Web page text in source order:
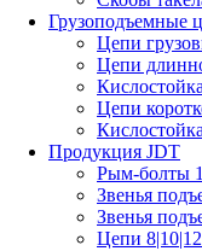
Грузоподъемные
Цепи
Цепи
Цепи
Продукция JDT
Рым-болты
Звенья
Звенья
Цепи 8|10|12